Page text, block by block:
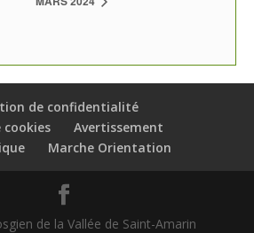
de confidentialité
cookies
Avertissement
Marche Orientation
de la Vallée de Saint-Amarin